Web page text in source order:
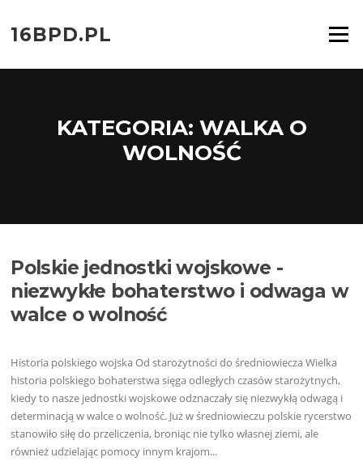
do
treści16BPD.PL Menu
KATEGORIA: WALKA O
WOLNOŚĆ
Polskie jednostki wojskowe -
niezwykłe bohaterstwo i odwaga w
walce o wolność
Historia polskiego wojska Od starożytności do średniowiecza Wielka
historia polskiego bohaterstwa sięga odległych czasów starożytnych,
kiedy to nasze jednostki wojskowe odznaczały się niezwykłą odwagą i
determinacją w walce o wolność. Już w średniowieczu polskie rycerstwo
stanowiło siłę do przeliczenia, broniąc nie tylko własnej ziemi, ale
również udzielając pomocy innym krajom...